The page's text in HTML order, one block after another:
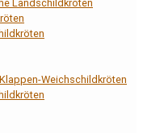
Landschildkröten
Weichschildkröten